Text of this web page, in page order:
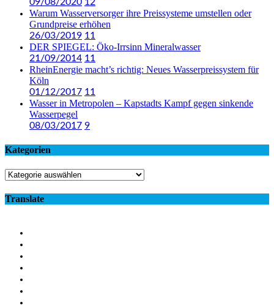
Warum Wasserversorger ihre Preissysteme umstellen oder
Grundpreise erhöhen
26/03/2019 11
DER SPIEGEL: Öko-Irrsinn Mineralwasser
21/09/2014 11
RheinEnergie macht’s richtig: Neues Wasserpreissystem für
Köln
01/12/2017 11
Wasser in Metropolen – Kapstadts Kampf gegen sinkende
Wasserpegel
08/03/2017 9
Kategorien
Kategorien
Translate